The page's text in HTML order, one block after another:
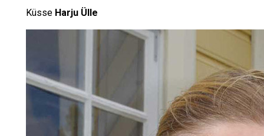
Küsse Harju Ülle